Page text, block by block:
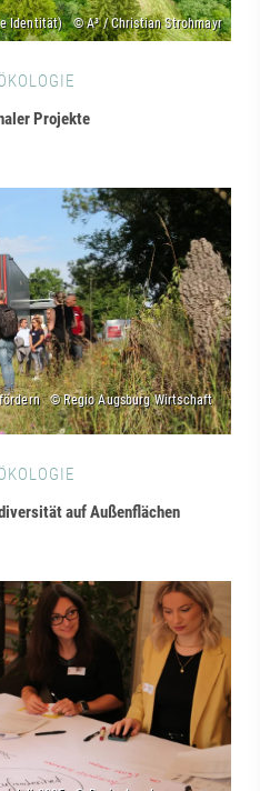
Projekte
auf Außenflächen